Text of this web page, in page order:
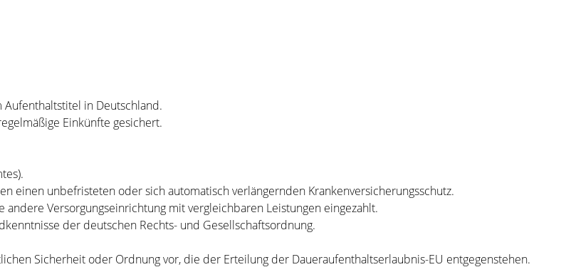
in Deutschland.
Einkünfte gesichert.
einen unbefristeten oder sich automatisch verlängernden Krankenversicherungsschutz.
Versorgungseinrichtung mit vergleichbaren Leistungen eingezahlt.
der deutschen Rechts- und Gesellschaftsordnung.
Sicherheit oder Ordnung vor, die der Erteilung der Daueraufenthaltserlaubnis-EU entgegenstehen.